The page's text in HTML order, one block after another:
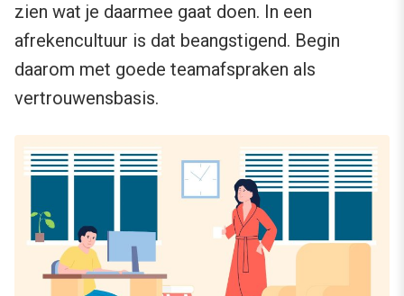
zien wat je daarmee gaat doen. In een
afrekencultuur is dat beangstigend. Begin
daarom met goede teamafspraken als
vertrouwensbasis.